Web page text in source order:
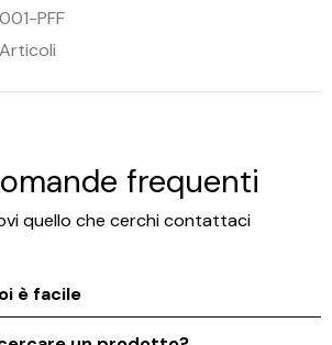
PFF
frequenti
quello che cerchi contattaci
è facile